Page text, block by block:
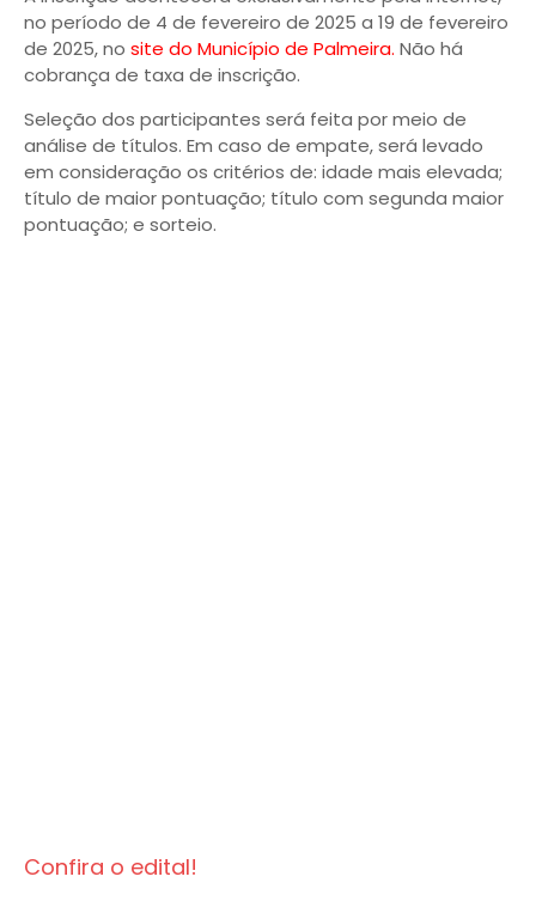
no período de 4 de fevereiro de 2025 a 19 de fevereiro
de 2025, no site do Município de Palmeira. Não há
cobrança de taxa de inscrição.
Seleção dos participantes será feita por meio de
análise de títulos. Em caso de empate, será levado
em consideração os critérios de: idade mais elevada;
título de maior pontuação; título com segunda maior
pontuação; e sorteio.
Confira o edital!